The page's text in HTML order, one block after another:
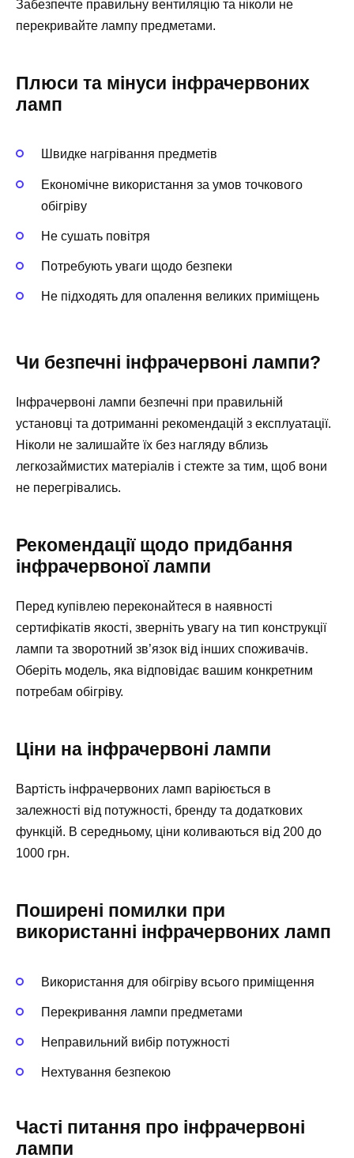
Забезпечте правильну вентиляцію та ніколи не
перекривайте лампу предметами.
Плюси та мінуси інфрачервоних
ламп
Швидке нагрівання предметів
Економічне використання за умов точкового
обігріву
Не сушать повітря
Потребують уваги щодо безпеки
Не підходять для опалення великих приміщень
Чи безпечні інфрачервоні лампи?
Інфрачервоні лампи безпечні при правильній
установці та дотриманні рекомендацій з експлуатації.
Ніколи не залишайте їх без нагляду вблизь
легкозаймистих матеріалів і стежте за тим, щоб вони
не перегрівались.
Рекомендації щодо придбання
інфрачервоної лампи
Перед купівлею переконайтеся в наявності
сертифікатів якості, зверніть увагу на тип конструкції
лампи та зворотний зв’язок від інших споживачів.
Оберіть модель, яка відповідає вашим конкретним
потребам обігріву.
Ціни на інфрачервоні лампи
Вартість інфрачервоних ламп варіюється в
залежності від потужності, бренду та додаткових
функцій. В середньому, ціни коливаються від 200 до
1000 грн.
Поширені помилки при
використанні інфрачервоних ламп
Використання для обігріву всього приміщення
Перекривання лампи предметами
Неправильний вибір потужності
Нехтування безпекою
Часті питання про інфрачервоні
лампи